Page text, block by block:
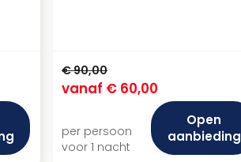
€ 90,00
vanaf € 60,00
per persoon
voor 1 nacht
Open
aanbieding